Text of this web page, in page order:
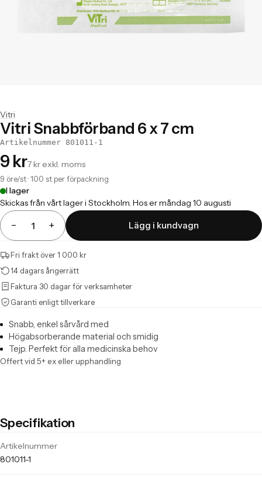
Vitri
Vitri Snabbförband 6 x 7 cm
Artikelnummer 801011-1
9 kr7 kr exkl. moms
9 öre/st · 100 st per förpackning
I lager
Skickas från vårt lager i Stockholm. Hos er måndag 10 augusti
− + Lägg i kundvagn
Fri frakt över 1 000 kr
14 dagars ångerrätt
Faktura 30 dagar för verksamheter
Garanti enligt tillverkare
Snabb, enkel sårvård med
Högabsorberande material och smidig
Tejp. Perfekt för alla medicinska behov
Offert vid 5+ ex eller upphandling
Specifikation
Artikelnummer
801011-1